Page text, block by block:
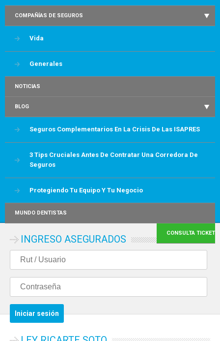
COMPAÑÍAS DE SEGUROS
Vida
Generales
NOTICIAS
BLOG
Seguros Complementarios En La Crisis De Las ISAPRES
3 Tips Cruciales Antes De Contratar Una Corredora De
Seguros
Protegiendo Tu Equipo Y Tu Negocio
MUNDO DENTISTAS
CONSULTA TICKET
INGRESO ASEGURADOS